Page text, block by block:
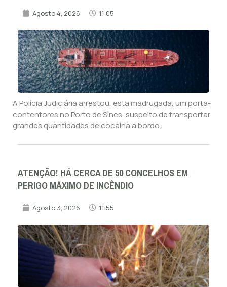
Agosto 4, 2026 11:05
A Polícia Judiciária arrestou, esta madrugada, um porta-
contentores no Porto de Sines, suspeito de transportar
grandes quantidades de cocaína a bordo.
ATENÇÃO! HÁ CERCA DE 50 CONCELHOS EM
PERIGO MÁXIMO DE INCÊNDIO
Agosto 3, 2026 11:55